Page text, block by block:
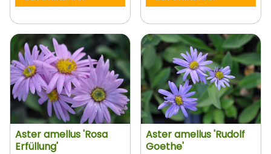
Aster amellus 'Rosa
Erfüllung'
Aster amellus 'Rudolf
Goethe'